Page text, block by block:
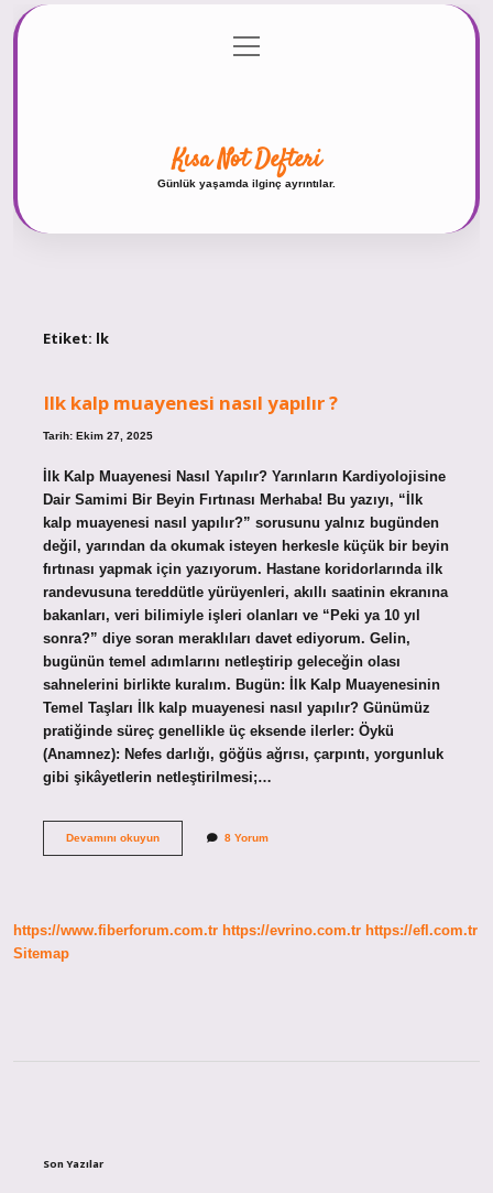
Gizlilik Politikası
menüyü
aç
Kısa Not Defteri
Günlük yaşamda ilginç ayrıntılar.
Etiket: lk
Ilk kalp muayenesi nasıl yapılır ?
Tarih: Ekim 27, 2025
İlk Kalp Muayenesi Nasıl Yapılır? Yarınların Kardiyolojisine
Dair Samimi Bir Beyin Fırtınası Merhaba! Bu yazıyı, “İlk
kalp muayenesi nasıl yapılır?” sorusunu yalnız bugünden
değil, yarından da okumak isteyen herkesle küçük bir beyin
fırtınası yapmak için yazıyorum. Hastane koridorlarında ilk
randevusuna tereddütle yürüyenleri, akıllı saatinin ekranına
bakanları, veri bilimiyle işleri olanları ve “Peki ya 10 yıl
sonra?” diye soran meraklıları davet ediyorum. Gelin,
bugünün temel adımlarını netleştirip geleceğin olası
sahnelerini birlikte kuralım. Bugün: İlk Kalp Muayenesinin
Temel Taşları İlk kalp muayenesi nasıl yapılır? Günümüz
pratiğinde süreç genellikle üç eksende ilerler: Öykü
(Anamnez): Nefes darlığı, göğüs ağrısı, çarpıntı, yorgunluk
gibi şikâyetlerin netleştirilmesi;…
Devamını okuyunIlk
8 Yorum
https://www.fiberforum.com.tr https://evrino.com.tr https://efl.com.tr
Sitemap
Son Yazılar